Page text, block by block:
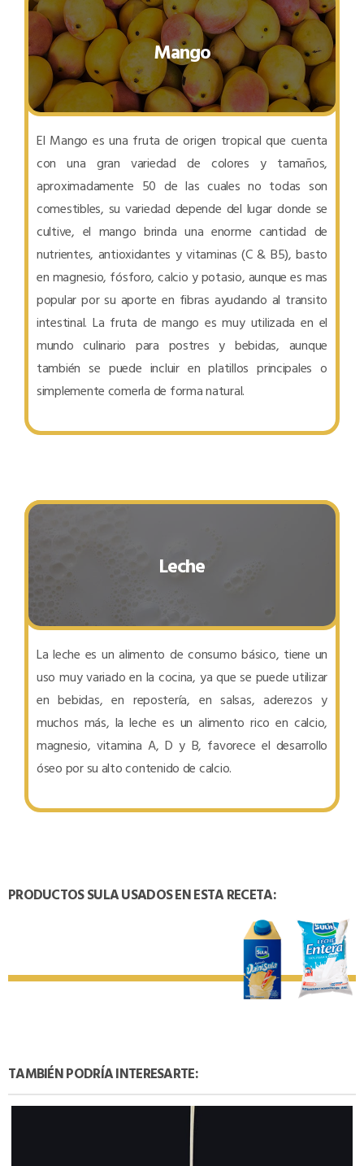
Mango
El Mango es una fruta de origen tropical que cuenta
con una gran variedad de colores y tamaños,
aproximadamente 50 de las cuales no todas son
comestibles, su variedad depende del lugar donde se
cultive, el mango brinda una enorme cantidad de
nutrientes, antioxidantes y vitaminas (C & B5), basto
en magnesio, fósforo, calcio y potasio, aunque es mas
popular por su aporte en fibras ayudando al transito
intestinal. La fruta de mango es muy utilizada en el
mundo culinario para postres y bebidas, aunque
también se puede incluir en platillos principales o
simplemente comerla de forma natural.
Leche
La leche es un alimento de consumo básico, tiene un
uso muy variado en la cocina, ya que se puede utilizar
en bebidas, en repostería, en salsas, aderezos y
muchos más, la leche es un alimento rico en calcio,
magnesio, vitamina A, D y B, favorece el desarrollo
óseo por su alto contenido de calcio.
PRODUCTOS SULA USADOS EN ESTA RECETA:
TAMBIÉN PODRÍA INTERESARTE: